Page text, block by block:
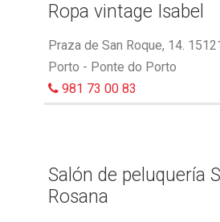
Ropa vintage Isabel
Praza de San Roque, 14.
Porto - Ponte do Porto
981 73 00 83
Salón de peluquería
Rosana